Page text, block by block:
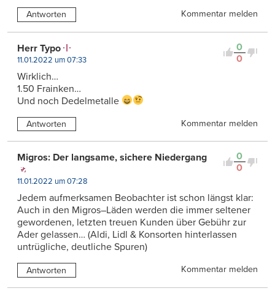
Antworten Kommentar melden
0
0
Herr Typo
11.01.2022 um 07:33
Wirklich…
1.50 Frainken…
Und noch Dedelmetalle
Antworten Kommentar melden
0
0
Migros: Der langsame, sichere Niedergang
11.01.2022 um 07:28
Jedem aufmerksamen Beobachter ist schon längst klar:
Auch in den Migros–Läden werden die immer seltener
gewordenen, letzten treuen Kunden über Gebühr zur
Ader gelassen… (Aldi, Lidl & Konsorten hinterlassen
untrügliche, deutliche Spuren)
Antworten Kommentar melden